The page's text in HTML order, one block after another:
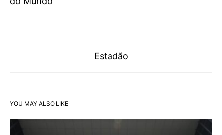
Estadão
YOU MAY ALSO LIKE